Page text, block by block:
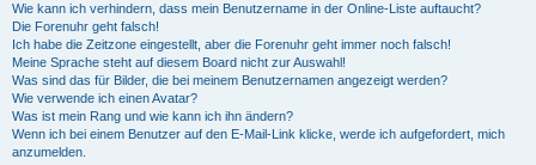
Wie kann ich verhindern, dass mein Benutzername in der Online-Liste auftaucht?
Die Forenuhr geht falsch!
Ich habe die Zeitzone eingestellt, aber die Forenuhr geht immer noch falsch!
Meine Sprache steht auf diesem Board nicht zur Auswahl!
Was sind das für Bilder, die bei meinem Benutzernamen angezeigt werden?
Wie verwende ich einen Avatar?
Was ist mein Rang und wie kann ich ihn ändern?
Wenn ich bei einem Benutzer auf den E-Mail-Link klicke, werde ich aufgefordert, mich
anzumelden.